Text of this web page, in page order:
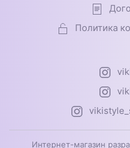
Политика
Интернет-магазин